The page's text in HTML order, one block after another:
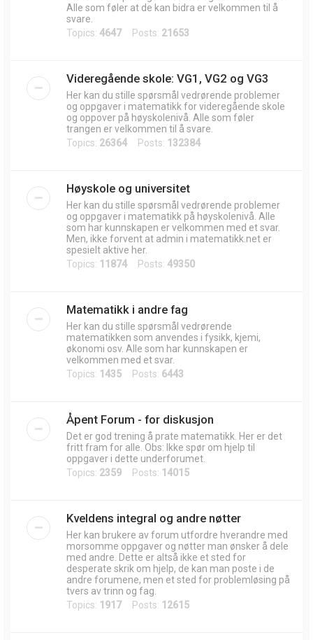
Alle som føler at de kan bidra er velkommen til å
svare.
Topics: 4647Posts: 21653
Videregående skole: VG1, VG2 og VG3
Her kan du stille spørsmål vedrørende problemer
og oppgaver i matematikk for videregående skole
og oppover på høyskolenivå. Alle som føler
trangen er velkommen til å svare.
Topics: 26364 Posts: 132384
Høyskole og universitet
Her kan du stille spørsmål vedrørende problemer
og oppgaver i matematikk på høyskolenivå. Alle
som har kunnskapen er velkommen med et svar.
Men, ikke forvent at admin i matematikk.net er
spesielt aktive her.
Topics: 11874 Posts: 49350
Matematikk i andre fag
Her kan du stille spørsmål vedrørende
matematikken som anvendes i fysikk, kjemi,
økonomi osv. Alle som har kunnskapen er
velkommen med et svar.
Topics: 1435 Posts: 6443
Åpent Forum - for diskusjon
Det er god trening å prate matematikk. Her er det
fritt fram for alle. Obs: Ikke spør om hjelp til
oppgaver i dette underforumet.
Topics: 2359 Posts: 14015
Kveldens integral og andre nøtter
Her kan brukere av forum utfordre hverandre med
morsomme oppgaver og nøtter man ønsker å dele
med andre. Dette er altså ikke et sted for
desperate skrik om hjelp, de kan man poste i de
andre forumene, men et sted for problemløsing på
tvers av trinn og fag.
Topics: 1917Posts: 12615